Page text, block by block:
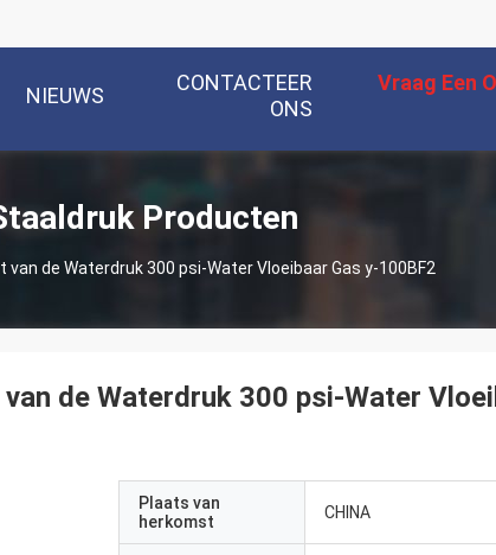
NIEUWS
CONTACTEER
ONS
Vraag Een
Producten
de Waterdruk 300 psi-Water Vloeibaar Gas y-100BF2
de Waterdruk 300 psi-Water
Plaats van
herkomst
CHINA